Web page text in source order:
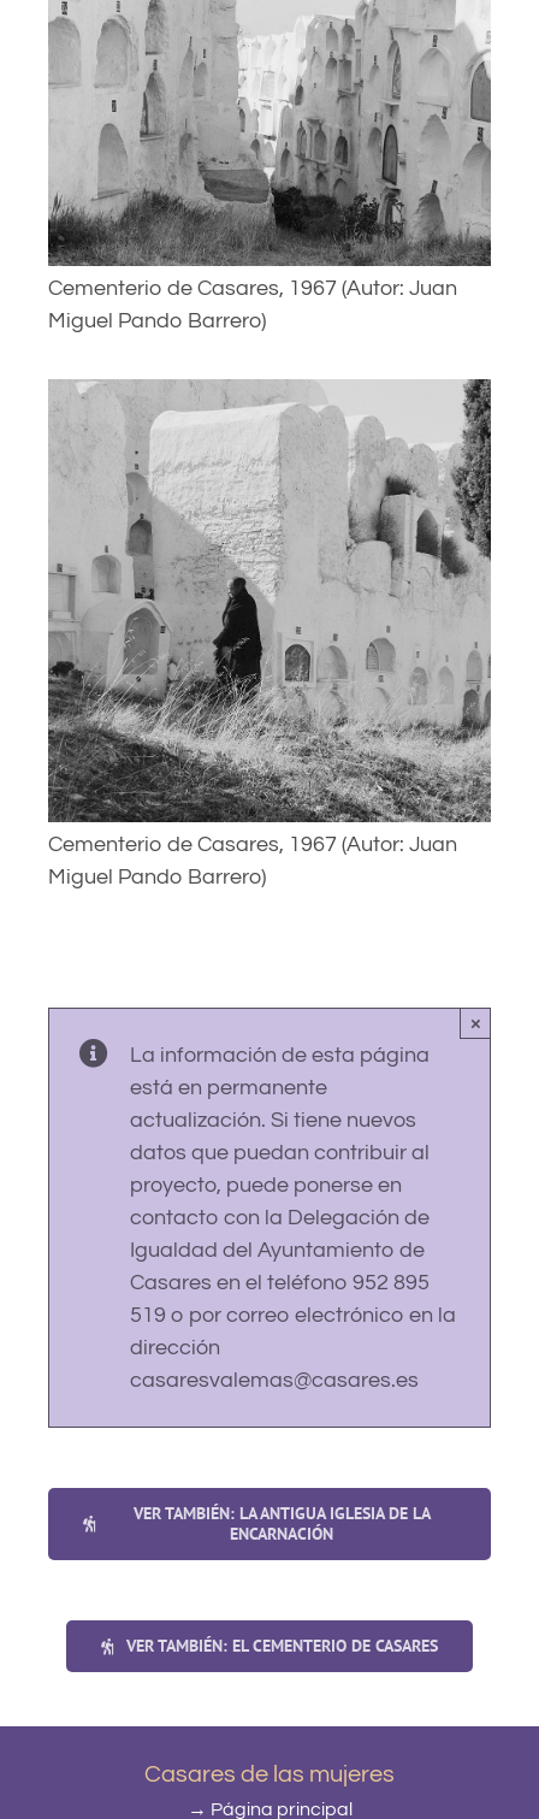
Cementerio de Casares, 1967 (Autor: Juan
Miguel Pando Barrero)
Cementerio de Casares, 1967 (Autor: Juan
Miguel Pando Barrero)
La información de esta página
está en permanente
actualización. Si tiene nuevos
datos que puedan contribuir al
proyecto, puede ponerse en
contacto con la Delegación de
Igualdad del Ayuntamiento de
Casares en el teléfono 952 895
519 o por correo electrónico en la
dirección
casaresvalemas@casares.es
×
VER TAMBIÉN: LA ANTIGUA IGLESIA DE LA
ENCARNACIÓN
VER TAMBIÉN: EL CEMENTERIO DE CASARES
Casares de las mujeres
→ Página principal